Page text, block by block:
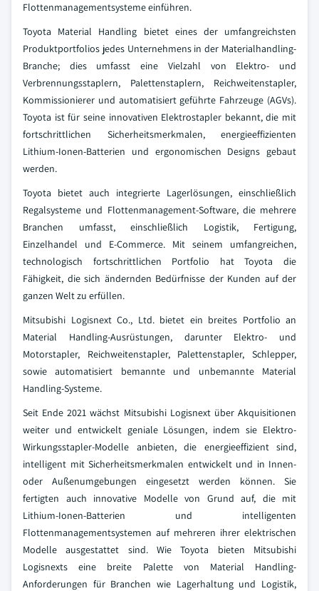
Flottenmanagementsysteme einführen.
Toyota Material Handling bietet eines der umfangreichsten
Produktportfolios jedes Unternehmens in der Materialhandling-
Branche; dies umfasst eine Vielzahl von Elektro- und
Verbrennungsstaplern, Palettenstaplern, Reichweitenstapler,
Kommissionierer und automatisiert geführte Fahrzeuge (AGVs).
Toyota ist für seine innovativen Elektrostapler bekannt, die mit
fortschrittlichen Sicherheitsmerkmalen, energieeffizienten
Lithium-Ionen-Batterien und ergonomischen Designs gebaut
werden.
Toyota bietet auch integrierte Lagerlösungen, einschließlich
Regalsysteme und Flottenmanagement-Software, die mehrere
Branchen umfasst, einschließlich Logistik, Fertigung,
Einzelhandel und E-Commerce. Mit seinem umfangreichen,
technologisch fortschrittlichen Portfolio hat Toyota die
Fähigkeit, die sich ändernden Bedürfnisse der Kunden auf der
ganzen Welt zu erfüllen.
Mitsubishi Logisnext Co., Ltd. bietet ein breites Portfolio an
Material Handling-Ausrüstungen, darunter Elektro- und
Motorstapler, Reichweitenstapler, Palettenstapler, Schlepper,
sowie automatisiert bemannte und unbemannte Material
Handling-Systeme.
Seit Ende 2021 wächst Mitsubishi Logisnext über Akquisitionen
weiter und entwickelt geniale Lösungen, indem sie Elektro-
Wirkungsstapler-Modelle anbieten, die energieeffizient sind,
intelligent mit Sicherheitsmerkmalen entwickelt und in Innen-
oder Außenumgebungen eingesetzt werden können. Sie
fertigten auch innovative Modelle von Grund auf, die mit
Lithium-Ionen-Batterien und intelligenten
Flottenmanagementsystemen auf mehreren ihrer elektrischen
Modelle ausgestattet sind. Wie Toyota bieten Mitsubishi
Logisnexts eine breite Palette von Material Handling-
Anforderungen für Branchen wie Lagerhaltung und Logistik,